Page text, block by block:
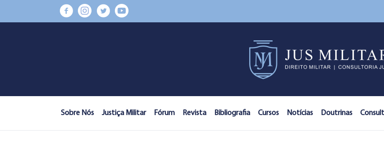
Sobre Nós Justiça Militar Fórum Revista Bibliografia Cursos Notícias Doutrinas